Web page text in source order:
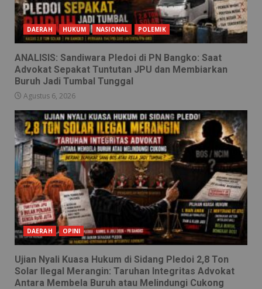
DAERAH HUKUM NASIONAL POLEMIK
ANALISIS: Sandiwara Pledoi di PN Bangko: Saat
Advokat Sepakat Tuntutan JPU dan Membiarkan
Buruh Jadi Tumbal Tunggal
Agustus 6, 2026
DAERAH OPINI
Ujian Nyali Kuasa Hukum di Sidang Pledoi 2,8 Ton
Solar Ilegal Merangin: Taruhan Integritas Advokat
Antara Membela Buruh atau Melindungi Cukong